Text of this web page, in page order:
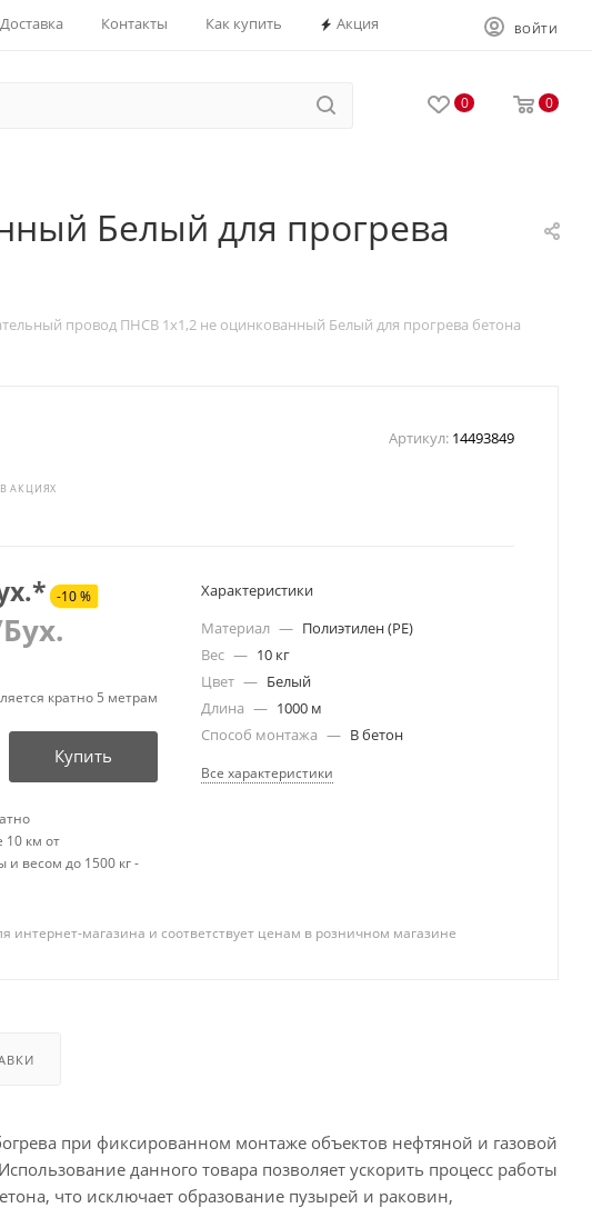
Доставка Контакты Как купить Акция ВОЙТИ
0 0
Белый для прогрева
провод ПНСВ 1х1,2 не оцинкованный Белый для прогрева бетона
Артикул: 14493849
АКЦИЯХ
-10 %
кратно 5 метрам
Купить
10 км от
и весом до 1500 кг -
Характеристики
Материал — Полиэтилен (PE)
Вес — 10 кг
Цвет — Белый
Длина — 1000 м
Способ монтажа — В бетон
Все характеристики
интернет-магазина и соответствует ценам в розничном магазине
при фиксированном монтаже объектов нефтяной и газовой
данного товара позволяет ускорить процесс работы
что исключает образование пузырей и раковин,